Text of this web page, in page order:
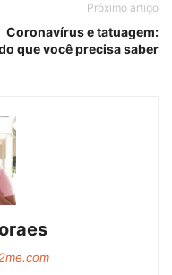
Próximo artigo
Coronavírus e tatuagem:
que você precisa saber